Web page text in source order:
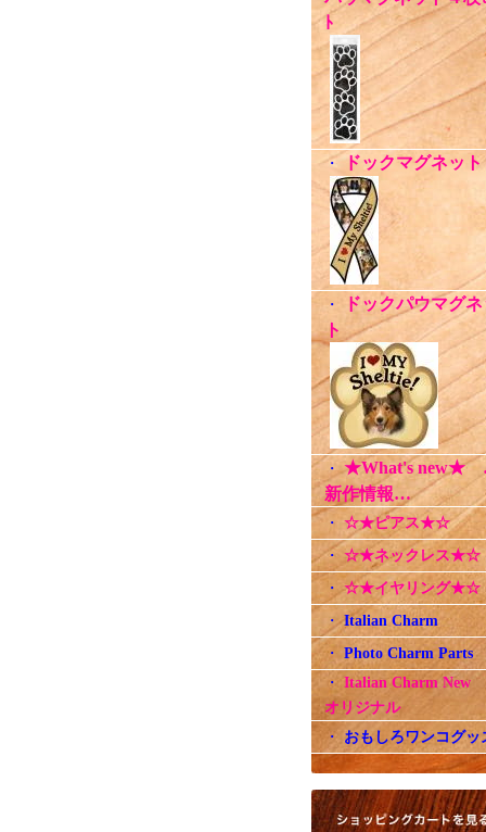
ﾄ
・ドックマグネット
・
ドックパウマグ
ト
・★What's new★
新作情報…
・ ☆★ピアス★☆
・ ☆★ネックレス★☆
・☆★イヤリング★☆
・Italian Charm
・Photo Charm Parts
・ Italian Charm
オリジナル
・ おもしろワンコグッ